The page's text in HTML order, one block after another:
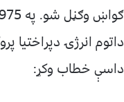
داتوم انرژۍ
داسې خطاب وکړ: